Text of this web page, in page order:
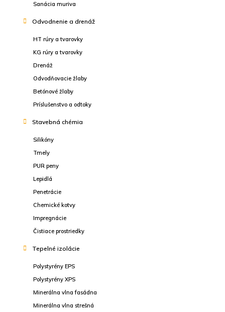
Sanácia muriva
Odvodnenie a drenáž
HT rúry a tvarovky
KG rúry a tvarovky
Drenáž
Odvodňovacie žlaby
Betónové žlaby
Príslušenstvo a odtoky
Stavebná chémia
Silikóny
Tmely
PUR peny
Lepidlá
Penetrácie
Chemické kotvy
Impregnácie
Čistiace prostriedky
Tepelné izolácie
Polystyrény EPS
Polystyrény XPS
Minerálna vlna fasádna
Minerálna vlna strešná